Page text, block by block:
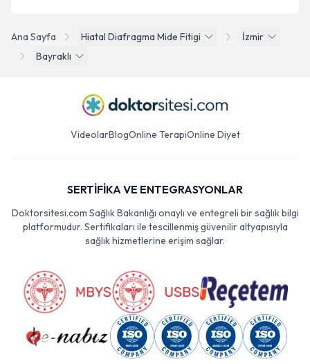
Ana Sayfa Hiatal Diafragma Mide Fitigi
İzmir
Bayraklı
VideolarBlogOnline TerapiOnline Diyet
SERTİFİKA VE ENTEGRASYONLAR
Doktorsitesi.com Sağlık Bakanlığı onaylı ve entegreli bir sağlık bilgi
platformudur. Sertifikaları ile tescillenmiş güvenilir altyapısıyla
sağlık hizmetlerine erişim sağlar.